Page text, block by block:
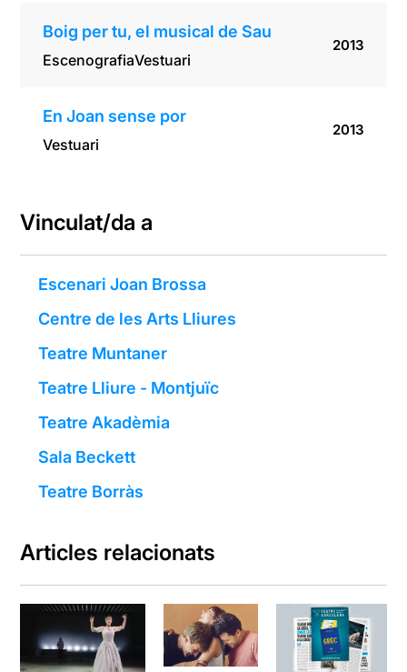
Boig per tu, el musical de Sau
EscenografiaVestuari
2013
En Joan sense por
Vestuari
2013
Vinculat/da a
Escenari Joan Brossa
Centre de les Arts Lliures
Teatre Muntaner
Teatre Lliure - Montjuïc
Teatre Akadèmia
Sala Beckett
Teatre Borràs
Articles relacionats